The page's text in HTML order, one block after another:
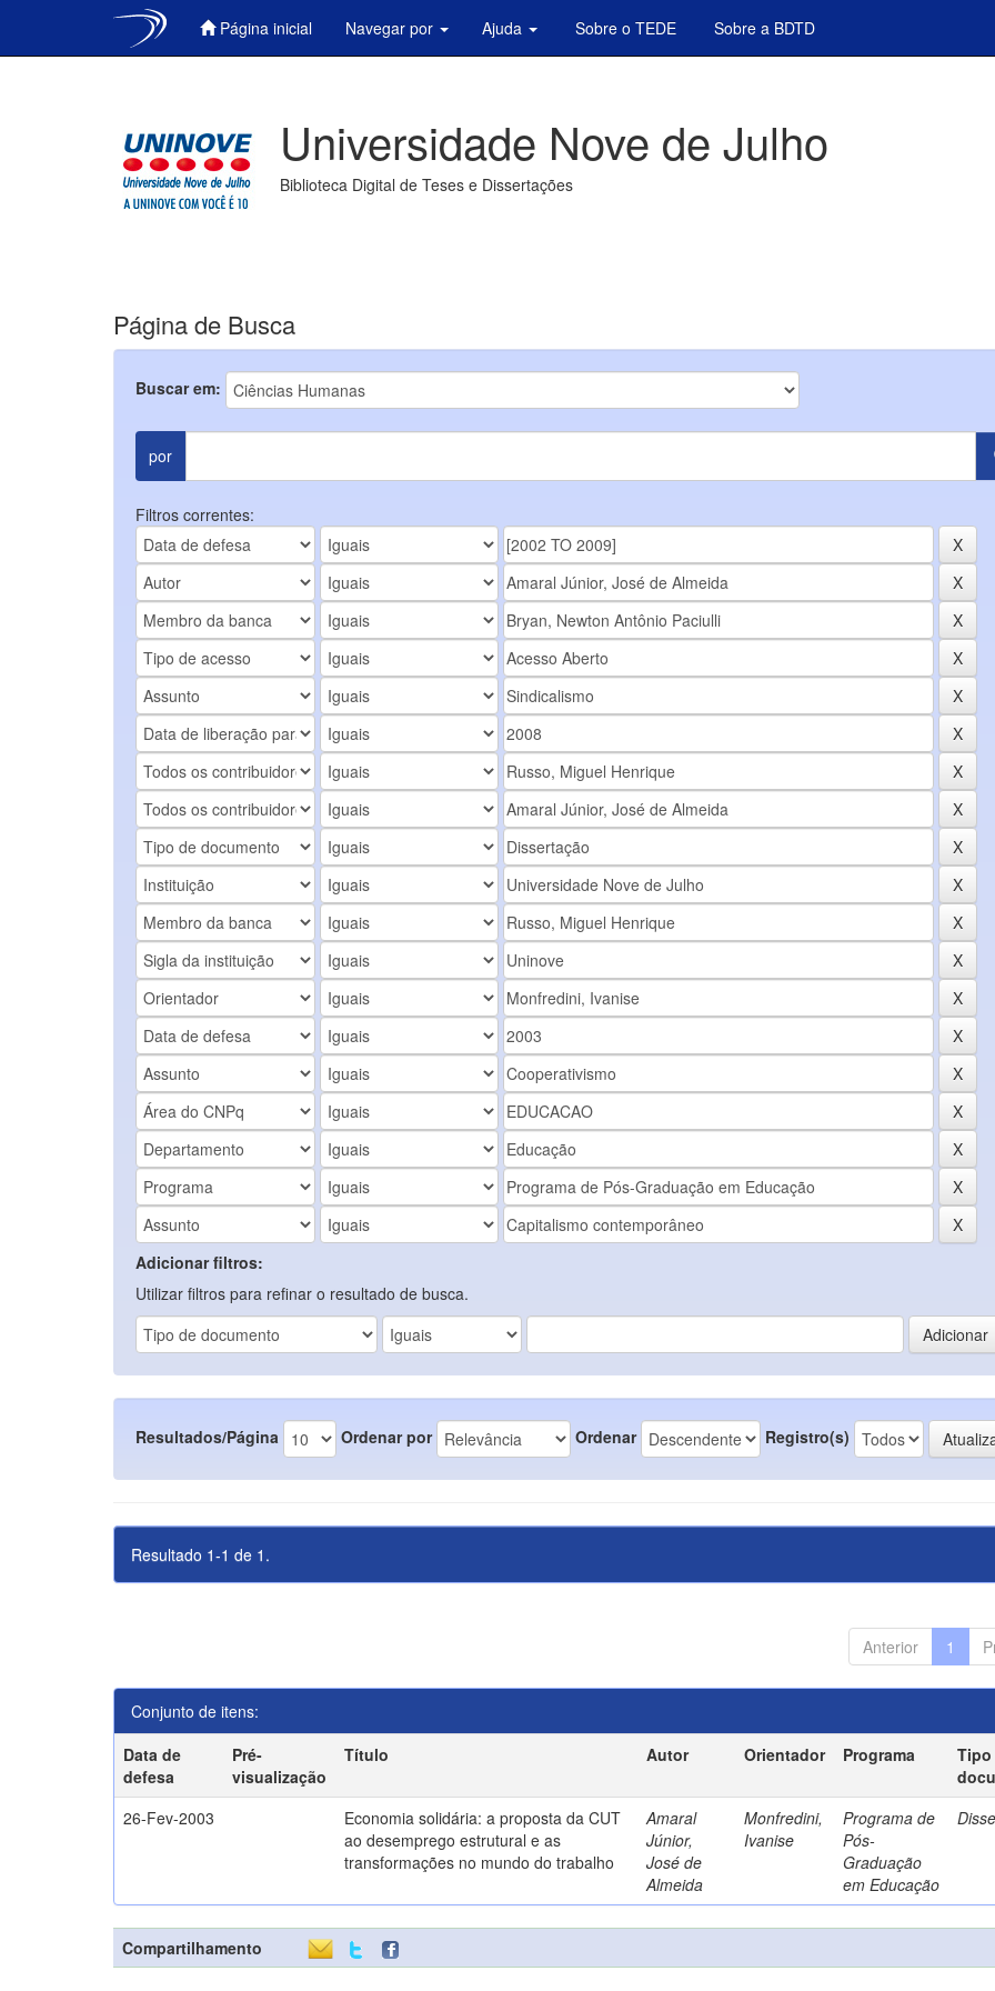
Página inicial Navegar por Ajuda Sobre o TEDE Sobre a BDTD
Universidade Nove de Julho
Biblioteca Digital de Teses e Dissertações
Página de Busca
Buscar em:
por
Filtros correntes:
Adicionar filtros:
Utilizar filtros para refinar o resultado de busca.
Resultados/Página Ordenar por Ordenar Registro(s)
Resultado 1-1 de 1.
Anterior 1
Conjunto de itens:
Data de
defesa
Pré-
visualização
Título Autor Orientador Programa
Tipo
26-Fev-2003
Economia solidária: a proposta da CUT
ao desemprego estrutural e as
transformações no mundo do trabalho
Amaral
Júnior,
José de
Almeida
Monfredini,
Ivanise
Programa de
Pós-
Graduação
em Educação
Compartilhamento